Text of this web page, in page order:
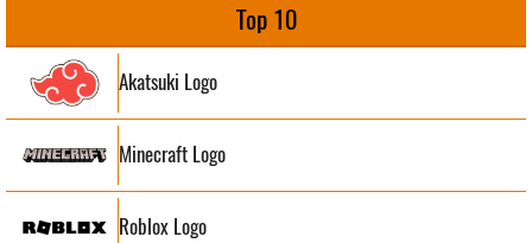
Top 10
Akatsuki Logo
Minecraft Logo
Roblox Logo